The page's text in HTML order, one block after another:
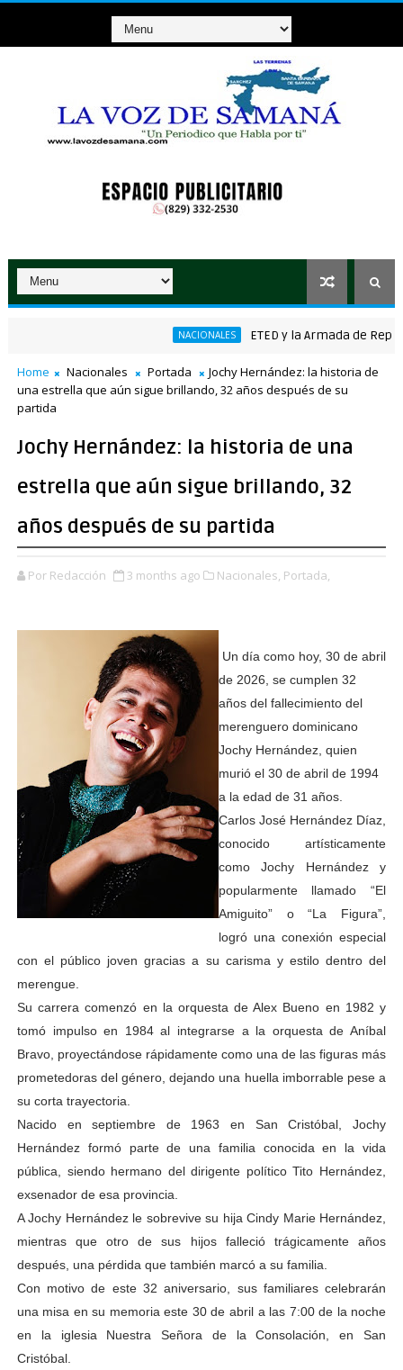
NACIONALES ETED y la Armada de
ganador de RD$37 millones con el Loto
Home Nacionales Portada
Jochy Hernández: la historia de
una estrella que aún sigue brillando, 32 años después de su
partida
Jochy Hernández: la historia de una
estrella que aún sigue brillando, 32
años después de su partida
Por Redacción 3 months ago Nacionales, Portada,
Un día como hoy, 30 de abril
de 2026, se cumplen 32
años del fallecimiento del
merenguero dominicano
Jochy Hernández, quien
murió el 30 de abril de 1994
a la edad de 31 años.
Carlos José Hernández Díaz,
conocido artísticamente
como Jochy Hernández y
popularmente llamado “El
Amiguito” o “La Figura”,
logró una conexión especial
con el público joven gracias a su carisma y estilo dentro del
merengue.
Su carrera comenzó en la orquesta de Alex Bueno en 1982 y
tomó impulso en 1984 al integrarse a la orquesta de Aníbal
Bravo, proyectándose rápidamente como una de las figuras más
prometedoras del género, dejando una huella imborrable pese a
su corta trayectoria.
Nacido en septiembre de 1963 en San Cristóbal, Jochy
Hernández formó parte de una familia conocida en la vida
pública, siendo hermano del dirigente político Tito Hernández,
exsenador de esa provincia.
A Jochy Hernández le sobrevive su hija Cindy Marie Hernández,
mientras que otro de sus hijos falleció trágicamente años
después, una pérdida que también marcó a su familia.
Con motivo de este 32 aniversario, sus familiares celebrarán
una misa en su memoria este 30 de abril a las 7:00 de la noche
en la iglesia Nuestra Señora de la Consolación, en San
Cristóbal.